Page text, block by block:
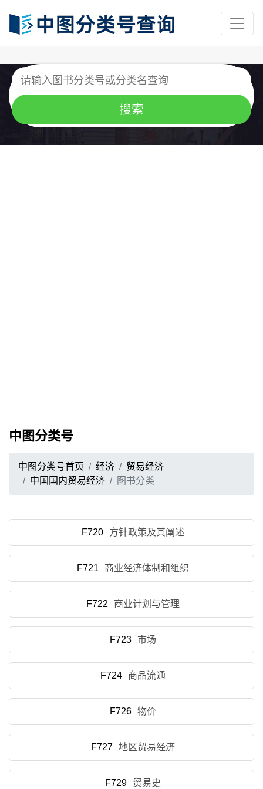
中图分类号
中图分类号首页 经济
贸易经济
中国国内贸易经济
图书分类
F720 方针政策及其阐述
F721 商业经济体制和组织
F722 商业计划与管理
F723 市场
F724 商品流通
F726 物价
F727 地区贸易经济
F729 贸易史